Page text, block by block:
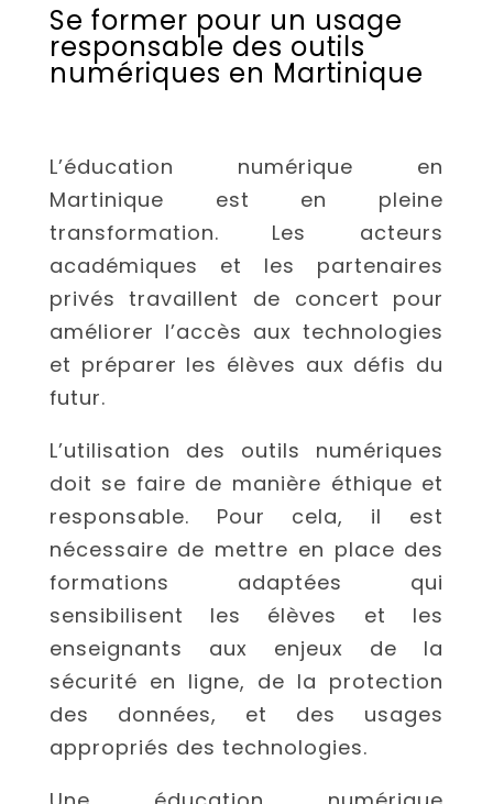
Se former pour un usage
responsable des outils
numériques en Martinique
L’éducation numérique en
Martinique est en pleine
transformation. Les acteurs
académiques et les partenaires
privés travaillent de concert pour
améliorer l’accès aux technologies
et préparer les élèves aux défis du
futur.
L’utilisation des outils numériques
doit se faire de manière éthique et
responsable. Pour cela, il est
nécessaire de mettre en place des
formations adaptées qui
sensibilisent les élèves et les
enseignants aux enjeux de la
sécurité en ligne, de la protection
des données, et des usages
appropriés des technologies.